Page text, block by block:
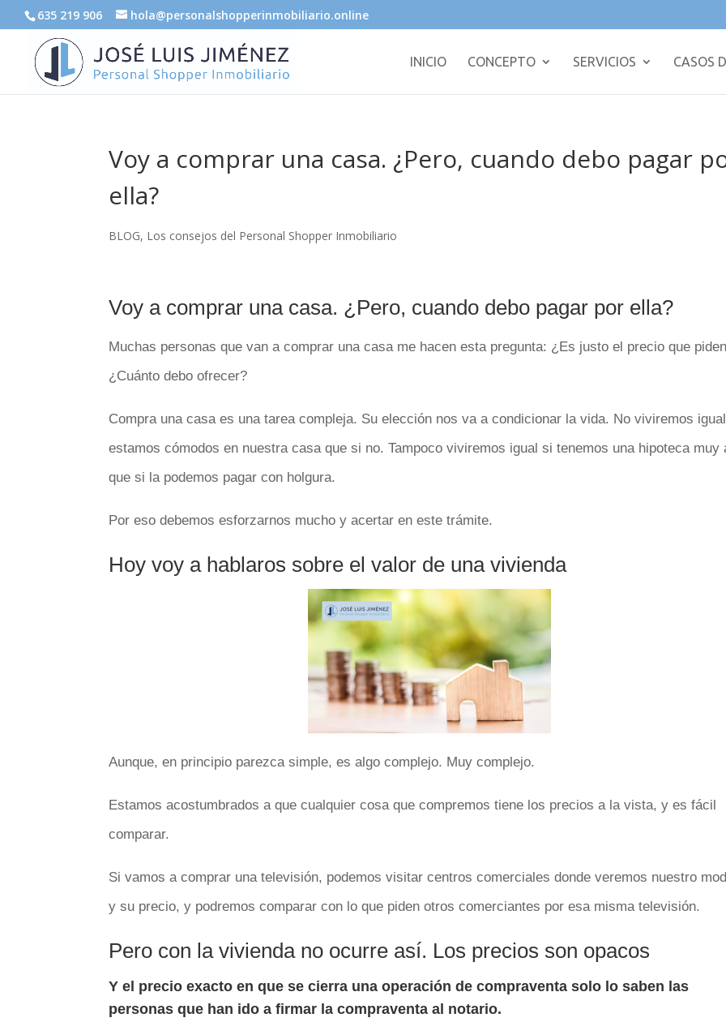
635 219 906 hola@personalshopperinmobiliario.online
INICIO CONCEPTO SERVICIOS CASOS
Voy a comprar una casa. ¿Pero, cuando debo pagar
ella?
BLOG, Los consejos del Personal Shopper Inmobiliario
Voy a comprar una casa. ¿Pero, cuando debo pagar por ella?
Muchas personas que van a comprar una casa me hacen esta pregunta: ¿Es justo el precio que
¿Cuánto debo ofrecer?
Compra una casa es una tarea compleja. Su elección nos va a condicionar la vida. No viviremos
estamos cómodos en nuestra casa que si no. Tampoco viviremos igual si tenemos una hipoteca muy
que si la podemos pagar con holgura.
Por eso debemos esforzarnos mucho y acertar en este trámite.
Hoy voy a hablaros sobre el valor de una vivienda
Aunque, en principio parezca simple, es algo complejo. Muy complejo.
Estamos acostumbrados a que cualquier cosa que compremos tiene los precios a la vista, y es fácil
comparar.
Si vamos a comprar una televisión, podemos visitar centros comerciales donde veremos nuestro
y su precio, y podremos comparar con lo que piden otros comerciantes por esa misma televisión.
Pero con la vivienda no ocurre así. Los precios son opacos
Y el precio exacto en que se cierra una operación de compraventa solo lo saben las
personas que han ido a firmar la compraventa al notario.